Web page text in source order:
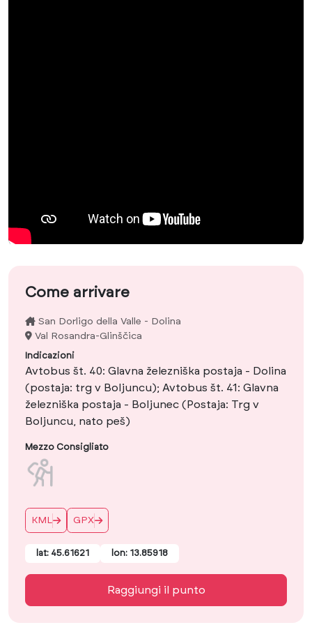
Come arrivare
San Dorligo della Valle - Dolina
Val Rosandra-Glinščica
Indicazioni
Avtobus št. 40: Glavna železniška postaja - Dolina
(postaja: trg v Boljuncu); Avtobus št. 41: Glavna
železniška postaja - Boljunec (Postaja: Trg v
Boljuncu, nato peš)
Mezzo Consigliato
KML GPX
lat: 45.61621 lon: 13.85918
Raggiungi il punto